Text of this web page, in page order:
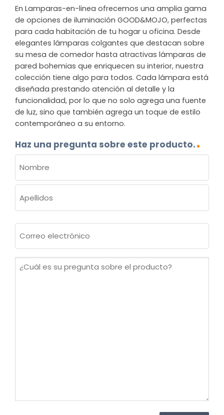
En Lamparas-en-linea ofrecemos una amplia gama
de opciones de iluminación GOOD&MOJO, perfectas
para cada habitación de tu hogar u oficina. Desde
elegantes lámparas colgantes que destacan sobre
su mesa de comedor hasta atractivas lámparas de
pared bohemias que enriquecen su interior, nuestra
colección tiene algo para todos. Cada lámpara está
diseñada prestando atención al detalle y la
funcionalidad, por lo que no solo agrega una fuente
de luz, sino que también agrega un toque de estilo
contemporáneo a su entorno.
Haz una pregunta sobre este producto.
(OBLIGATORIO)
Nombre
electrónico
¿Cuál